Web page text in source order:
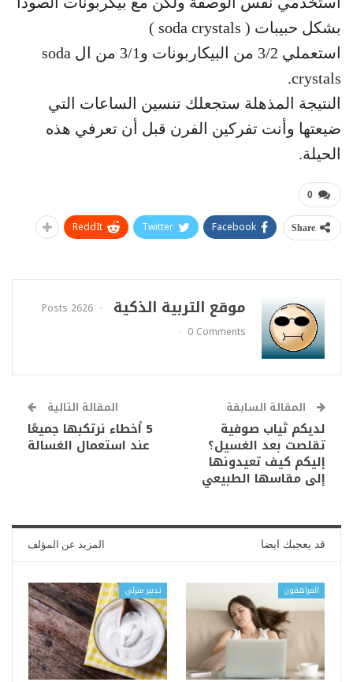
بشكل حبيبات ( soda crystals )
استعملي 3/2 من البيكاربونات و3/1 من ال soda
crystals.
النتيجة المذهلة ستجعلك تنسين الساعات التي
ضيعتها وأنت تفركين الفرن قبل أن تعرفي هذه
الحيلة.
0
Share
Facebook
Twitter
ReddIt
موقع التربية الذكية
2626 Posts
0 Comments
المقالة السابقة
لديكم ثياب صوفية
تقلصت بعد الغسيل؟
إليكم كيف تعيدونها
إلى مقاسها الطبيعي
المقالة التالية
5 أخطاء نرتكبها جميعًا
عند استعمال الغسالة
قد يعجبك ايضا المزيد عن المؤلف
المراهقون تدبير منزلي